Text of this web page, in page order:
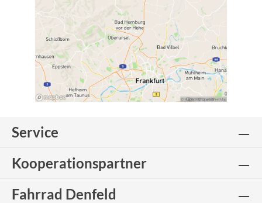
Service
Kooperationspartner
Fahrrad Denfeld